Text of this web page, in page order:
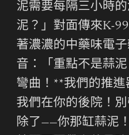
泥需要每隔三小時
泥？」對面傳來K-
著濃濃的中藥味電子
音：「重點不是蒜
彎曲！**我們的推進
我們在你的後院！
除了——你那缸蒜泥